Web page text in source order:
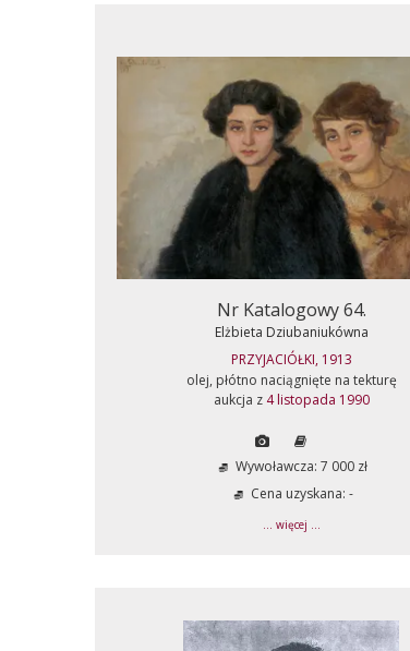
Nr Katalogowy 64.
Elżbieta Dziubaniukówna
PRZYJACIÓŁKI, 1913
olej, płótno naciągnięte na tekturę
aukcja z 4 listopada 1990
Wywoławcza: 7 000 zł
Cena uzyskana: -
... więcej ...